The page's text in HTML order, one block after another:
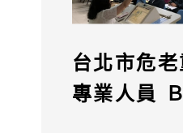
台北市危
專業人員